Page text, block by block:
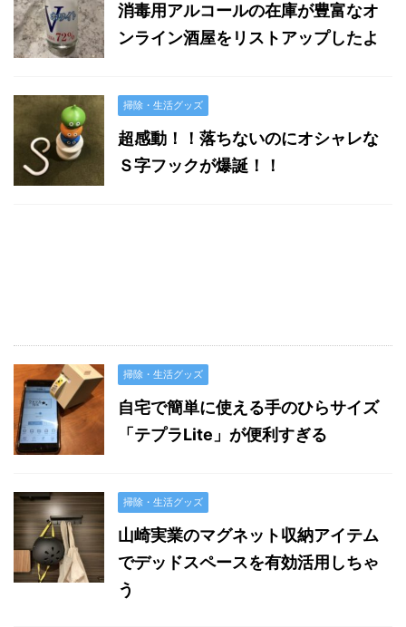
消毒用アルコールの在庫が豊富なオ
ンライン酒屋をリストアップしたよ
掃除・生活グッズ
超感動！！落ちないのにオシャレな
Ｓ字フックが爆誕！！
掃除・生活グッズ
自宅で簡単に使える手のひらサイズ
「テプラLite」が便利すぎる
掃除・生活グッズ
山崎実業のマグネット収納アイテム
でデッドスペースを有効活用しちゃ
う